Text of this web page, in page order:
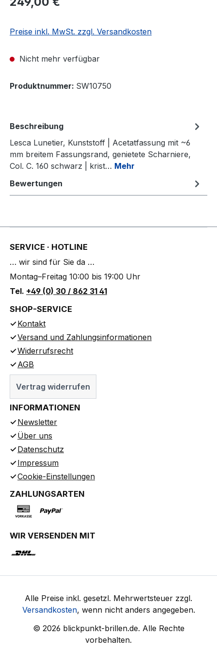
Preise inkl. MwSt. zzgl. Versandkosten
Nicht mehr verfügbar
Produktnummer: SW10750
Beschreibung
Lesca Lunetier, Kunststoff | Acetatfassung mit ~6
mm breitem Fassungsrand, genietete Scharniere,
Col. C. 160 schwarz | krist… Mehr
Bewertungen
SERVICE · HOTLINE
… wir sind für Sie da …
Montag–Freitag 10:00 bis 19:00 Uhr
Tel. +49 (0) 30 / 862 31 41
SHOP-SERVICE
Kontakt
Versand und Zahlungsinformationen
Widerrufsrecht
AGB
Vertrag widerrufen
INFORMATIONEN
Newsletter
Über uns
Datenschutz
Impressum
Cookie-Einstellungen
ZAHLUNGSARTEN
WIR VERSENDEN MIT
Alle Preise inkl. gesetzl. Mehrwertsteuer zzgl.
Versandkosten, wenn nicht anders angegeben.
© 2026 blickpunkt-brillen.de. Alle Rechte
vorbehalten.